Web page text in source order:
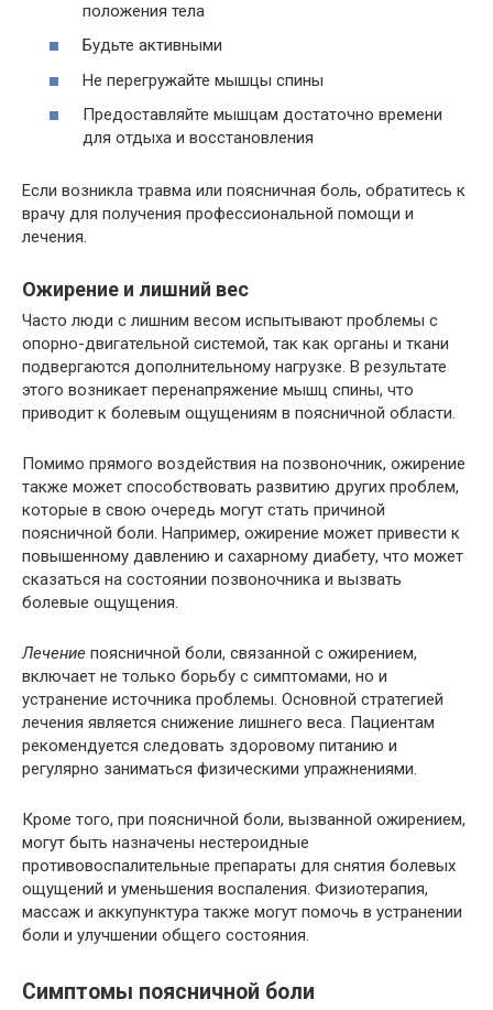
положения тела
Будьте активными
Не перегружайте мышцы спины
Предоставляйте мышцам достаточно времени
для отдыха и восстановления
Если возникла травма или поясничная боль, обратитесь к
врачу для получения профессиональной помощи и
лечения.
Ожирение и лишний вес
Часто люди с лишним весом испытывают проблемы с
опорно-двигательной системой, так как органы и ткани
подвергаются дополнительному нагрузке. В результате
этого возникает перенапряжение мышц спины, что
приводит к болевым ощущениям в поясничной области.
Помимо прямого воздействия на позвоночник, ожирение
также может способствовать развитию других проблем,
которые в свою очередь могут стать причиной
поясничной боли. Например, ожирение может привести к
повышенному давлению и сахарному диабету, что может
сказаться на состоянии позвоночника и вызвать
болевые ощущения.
Лечение поясничной боли, связанной с ожирением,
включает не только борьбу с симптомами, но и
устранение источника проблемы. Основной стратегией
лечения является снижение лишнего веса. Пациентам
рекомендуется следовать здоровому питанию и
регулярно заниматься физическими упражнениями.
Кроме того, при поясничной боли, вызванной ожирением,
могут быть назначены нестероидные
противовоспалительные препараты для снятия болевых
ощущений и уменьшения воспаления. Физиотерапия,
массаж и аккупунктура также могут помочь в устранении
боли и улучшении общего состояния.
Симптомы поясничной боли